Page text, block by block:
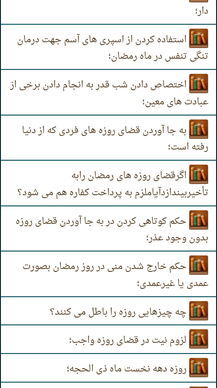
دار؛
استفاده کردن از اسپری های آسم جهت درمان
تنگی تنفس در ماه رمضان؛
اختصاص دادن شب قدر به انجام دادن برخی از
عبادت های معین؛
به جا آوردن قضای روزه های فردی که از دنیا
رفته است؛
اگرقضای روزه های رمضان رابه
تأخیربیندازدآیاملزم به پرداخت کفاره هم می شود؟
حکم کوتاهی کردن در به جا آوردن قضای روزه
بدون وجود عذر؛
حکم خارج شدن منی در روز رمضان بصورت
عمدی یا غیرعمدی؛
چه چیزهایی روزه را باطل می کنند؟
لزوم نیت در قضای روزه واجب؛
روزه دهه نخست ماه ذی الحجه؛